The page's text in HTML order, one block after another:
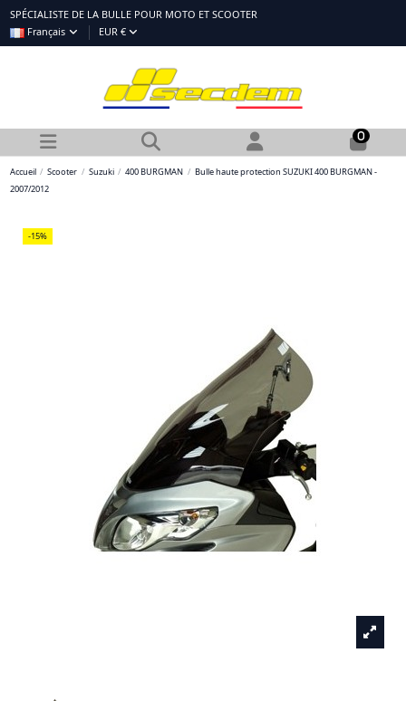
SPÉCIALISTE DE LA BULLE POUR MOTO ET SCOOTER
Français
EUR €
0
Accueil Scooter Suzuki 400 BURGMAN
Bulle haute protection SUZUKI 400 BURGMAN -
2007/2012
-15%